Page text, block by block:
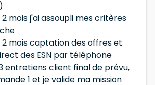
mois j'ai assoupli mes critères
mois captation des offres et
des ESN par téléphone
entretiens client final de prévu,
1 et je valide ma mission